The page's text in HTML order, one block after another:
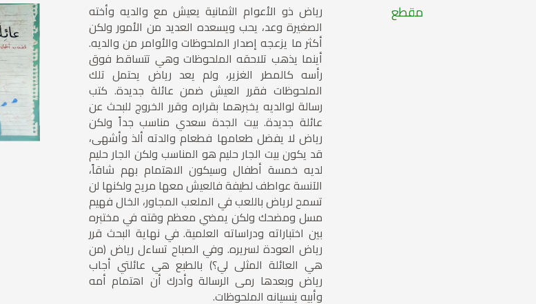
مقطع رياض ذو الأعوام الثمانية يعيش مع والديه وأخته
الصغيرة وعد، يحب ويسعده العديد من الأمور ولكن
أكثر ما يزعجه إصدار الملحوظات والأوامر من والديه.
أينما يذهب تلاحقه الملحوظات وهي تتساقط فوق
رأسه كالمطر الغزير، ولم يعد رياض يحتمل تلك
الملحوظات فقرر العيش ضمن عائلة جديدة. كتب
رسالة لوالديه يخبرهما بقراره وقرر الخروج للبحث عن
عائلة جديدة. بيت الجدة سعدي مناسب جداً ولكن
رياض لا يفضل طعامها فطعام والدته ألذ وأشهى،
قد يكون بيت الجار حليم هو المناسب ولكن الجار حليم
لديه خمسة أطفال وسيكون الاهتمام بهم شاقاً،
الآنسة عواطف لطيفة فالعيش معها مريح ولكنها لن
تسمح لرياض باللعب في الملعب المجاور، الخال فهيم
مسل ومضحك ولكن يمضي معظم وقته في مختبره
بين اختباراته ودراساته العلمية. في نهاية البحث قرر
رياض العودة لسريره. وفي الصباح تساءل رياض (من
هي العائلة المثلى لي؟) بالطبع هي عائلتي أجاب
رياض وبعدها رمى الرسالة وأدرك أن اهتمام أمه
وأبيه ينسيانه الملحوظات.